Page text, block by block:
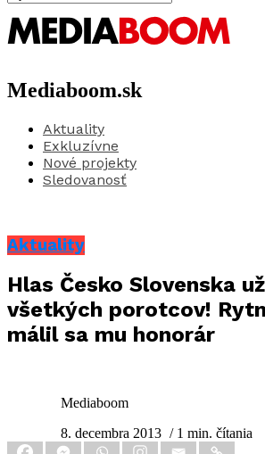
Mediaboom.sk
Aktuality
Exkluzívne
Nové projekty
Sledovanosť
Aktuality
Hlas Česko Slovenska
všetkých porotcov!
málil sa mu honorár
Mediaboom
8. decembra 2013 / 1 min. čítania